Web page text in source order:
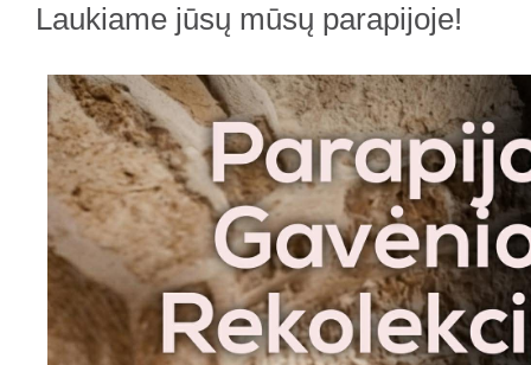
Laukiame jūsų mūsų parapijoje!